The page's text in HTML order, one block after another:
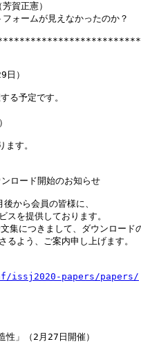
賀正憲）
ムが見えなかったのか？
日）
る予定です。
ロード開始のお知らせ
から会員の皆様に、
スを提供しております。
集につきまして、ダウンロード
るよう、ご案内申し上げます。
issj2020-papers/papers/
」（2月27日開催）